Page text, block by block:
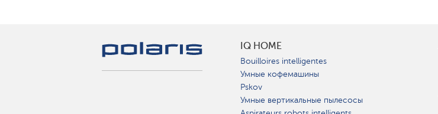
IQ HOME
Bouilloires intelligentes
Умные кофемашины
Pskov
Умные вертикальные пылесосы